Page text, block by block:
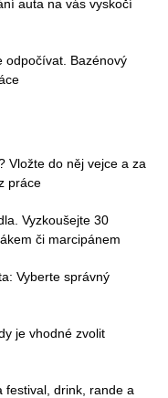
auta na vás vyskočí
odpočívat. Bazénový
Vložte do něj vejce a za
práce
Vyzkoušejte 30
či marcipánem
Vyberte správný
je vhodné zvolit
festival, drink, rande a